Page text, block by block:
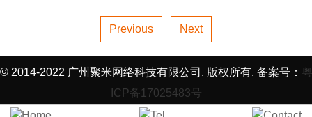
Previous Next
© 2014-2022 广州聚米网络科技有限公司. 版权所有. 备案号： 粤
ICP备17025483号